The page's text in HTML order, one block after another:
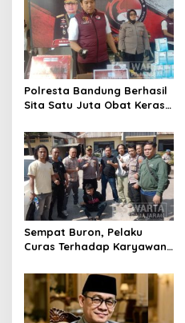
Polresta Bandung Berhasil
Sita Satu Juta Obat Keras
Kasus Narkoba
Sempat Buron, Pelaku
Curas Terhadap Karyawan
Ditangkap Polisi